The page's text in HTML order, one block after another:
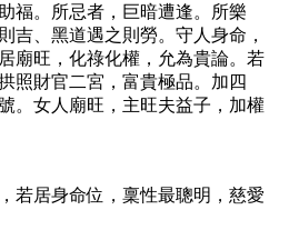
福。所忌者，巨暗遭逢。所樂
吉、黑道遇之則勞。守人身命，
廟旺，化祿化權，允為貴論。若
照財官二宮，富貴極品。加四
。女人廟旺，主旺夫益子，加權
若居身命位，稟性最聰明，慈愛